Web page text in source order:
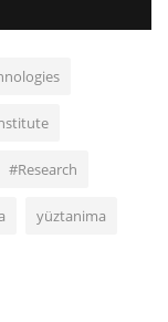
#Research
yüztanima